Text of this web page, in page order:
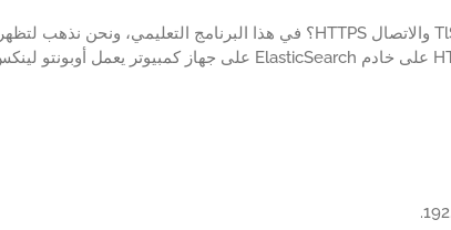
هل ترغب في تعلم كيفية تمكين تشفير TlS Elasticsearch والاتصال HTTPS؟ في هذا البرنامج التعليمي، ونحن نذهب لتظهر